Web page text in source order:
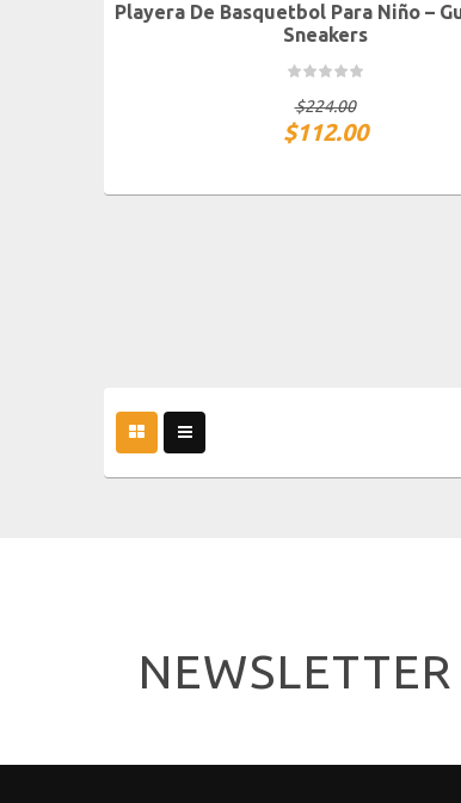
Chico Mediano Grande Extra
Playera De Basquetbol Para Niño –
Sneakers
$224.00
$112.00
NEWSLETTER